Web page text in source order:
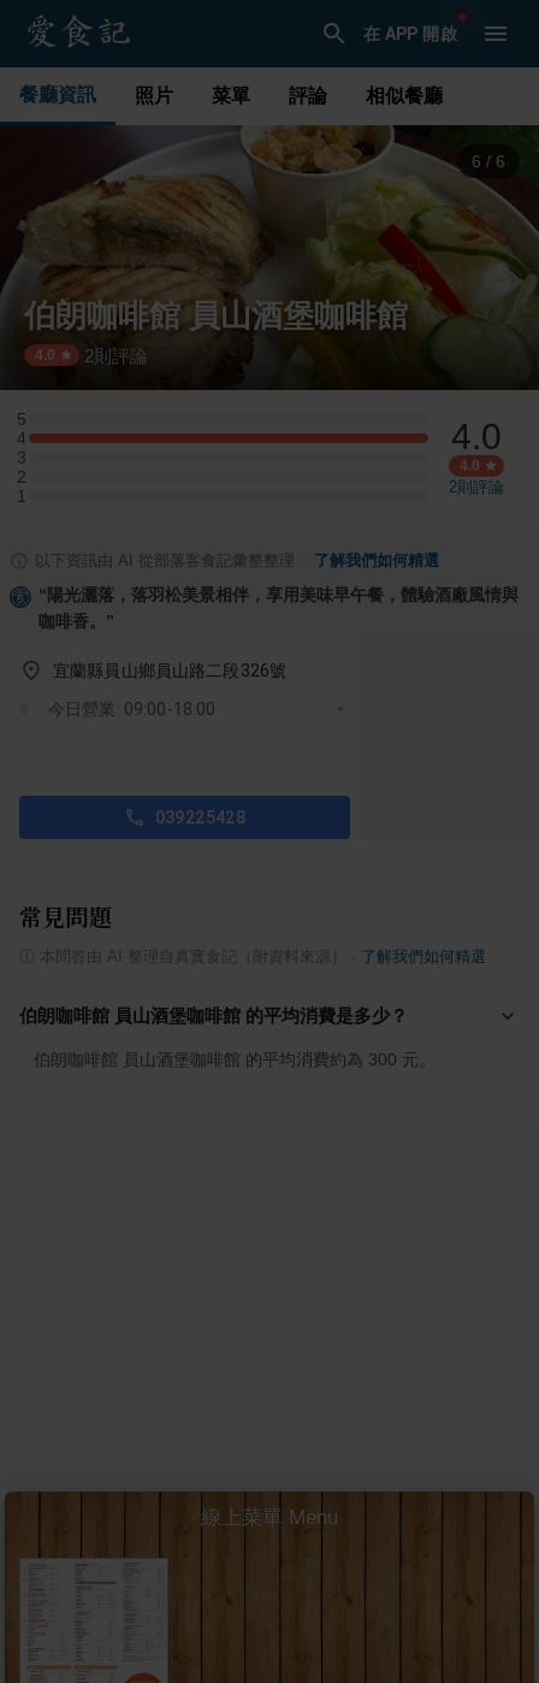
在 APP 開啟
餐廳資訊 照片 菜單 評論 相似餐廳
1 / 6
伯朗咖啡館 員山酒堡咖啡館
4.0 ·2 則評論
5
5 星：0 則評論
4
4 星：1 則評論
3
3 星：0 則評論
2
2 星：0 則評論
1
1 星：0 則評論
4.0
4.0
2則評論
以下資訊由 AI 從部落客食記彙整整理 了解我們如何精選
“陽光灑落，落羽松美景相伴，享用美味早午餐，體驗酒廠風情與
咖啡香。 ”
宜蘭縣員山鄉員山路二段326號
今日營業: 09:00-18:00
039225428
常見問題
本問答由 AI 整理自真實食記（附資料來源） 了解我們如何精選
伯朗咖啡館 員山酒堡咖啡館 的平均消費是多少？
伯朗咖啡館 員山酒堡咖啡館 的平均消費約為 300 元。
線上菜單 Menu